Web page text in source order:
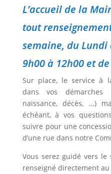
L’accueil de la
tout
semaine, du Lundi
9h00 à 12h00 et
Sur place, le service à
dans vos démarches
naissance, décès, …)
échéant, à vos
suivre pour une
d’une rue dans notre
Vous serez guidé vers le
renseigné directement